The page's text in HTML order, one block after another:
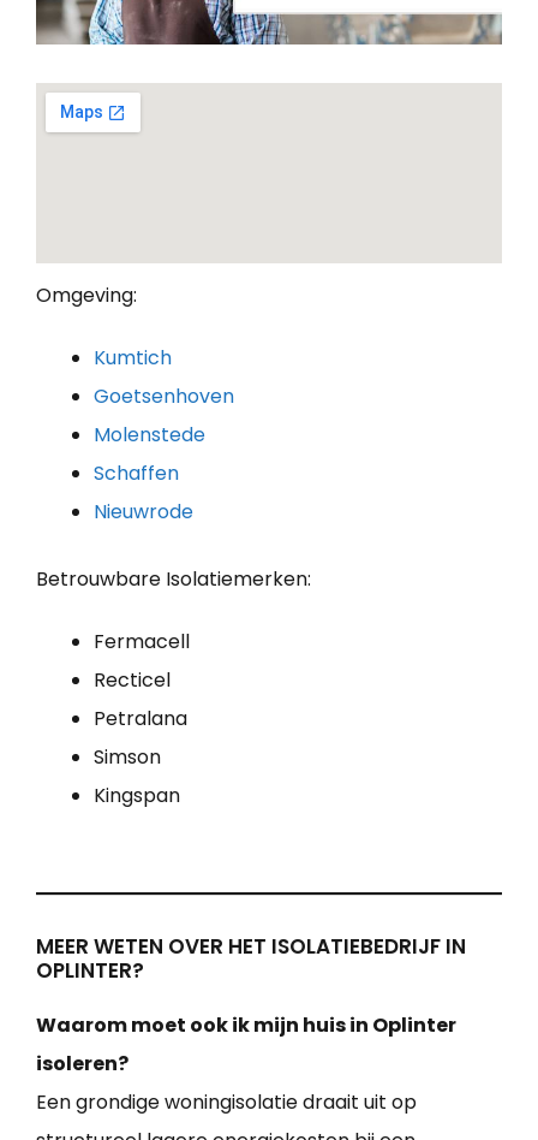
Omgeving:
Kumtich
Goetsenhoven
Molenstede
Schaffen
Nieuwrode
Betrouwbare Isolatiemerken:
Fermacell
Recticel
Petralana
Simson
Kingspan
MEER WETEN OVER HET ISOLATIEBEDRIJF IN
OPLINTER?
Waarom moet ook ik mijn huis in Oplinter
isoleren?
Een grondige woningisolatie draait uit op